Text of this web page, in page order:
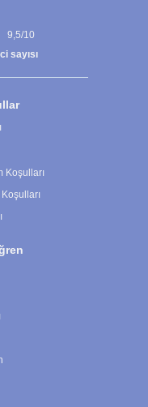
9,5/10
sayısı
Koşulları